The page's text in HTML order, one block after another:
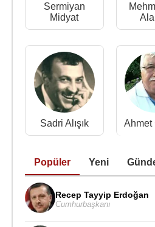
Sermiyan
Midyat
Sadri Alışık Ahmet
Popüler Yeni
Recep Tayyip Erdoğan
Cumhurbaşkanı